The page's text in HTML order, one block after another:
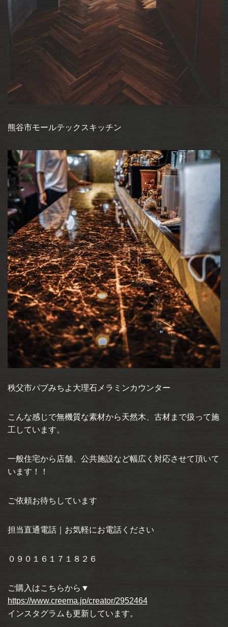
熊谷市モールテックスキッチン
秩父市パブみちよ大理石メラミンカウンター
こんな感じで無機質な素材から天然木、古材まで扱って施
工しています。
一般住宅から店舗、公共施設など幅広く対応させて頂いて
います！！
ご依頼お待ちしています
担当直通電話｜お気軽にお電話ください
０９０１６１７１８２６
ご購入はこちらから▼
https://www.creema.jp/creator/2952464
インスタグラムも更新しています。